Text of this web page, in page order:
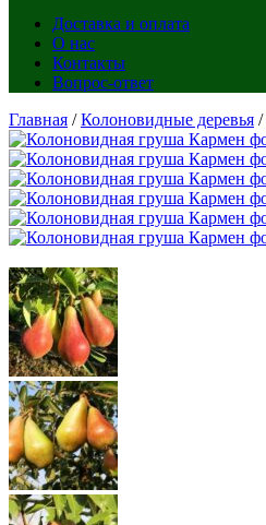
Доставка и оплата
О нас
Контакты
Вопрос-ответ
Главная /Колоновидные деревья /